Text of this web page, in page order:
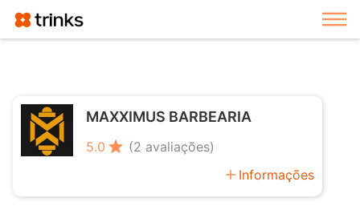
MAXXIMUS BARBEARIA
5.0 star (2 avaliações)
add Informações